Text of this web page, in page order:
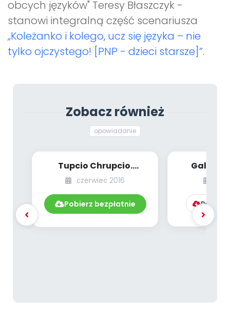
obcych języków" Teresy Błaszczyk -
stanowi integralną część scenariusza
„Koleżanko i kolego, ucz się języka – nie
tylko ojczystego! [PNP - dzieci starsze]”.
Zobacz również
opowiadanie
Tupcio Chrupcio.
Przedszkolak na medal
czerwiec 2016
Pobierz bezpłatnie
Galeria